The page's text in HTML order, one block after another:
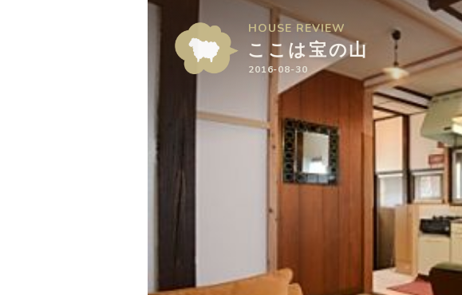
HOUSE REVIEW
ここは宝の山
2016-08-30
HOUSE REVIEW
ここは宝の山
2016-08-30